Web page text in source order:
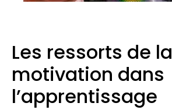
Les ressorts de la
motivation dans
l’apprentissage